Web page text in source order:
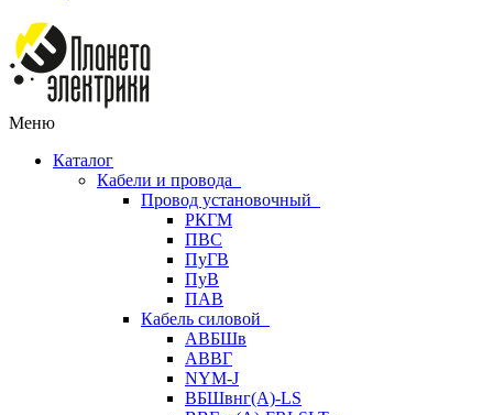
Меню
Каталог
Кабели и провода
Провод установочный
РКГМ
ПВС
ПуГВ
ПуВ
ПАВ
Кабель силовой
АВБШв
АВВГ
NYM-J
ВБШвнг(А)-LS